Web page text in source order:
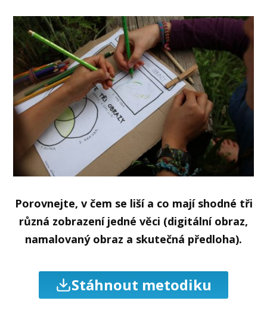
Porovnejte, v čem se liší a co mají shodné tři
různá zobrazení jedné věci (digitální obraz,
namalovaný obraz a skutečná předloha).
Stáhnout metodiku